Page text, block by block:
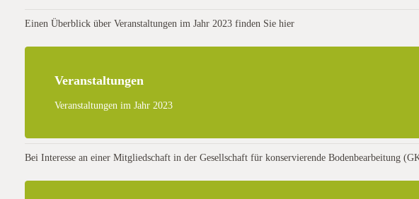
Einen Überblick über Veranstaltungen im Jahr 2023 finden Sie hier
Veranstaltungen
Veranstaltungen im Jahr 2023
Bei Interesse an einer Mitgliedschaft in der Gesellschaft für konservierende Bodenbearbeitung